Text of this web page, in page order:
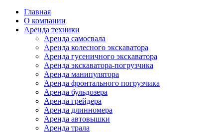
Главная
О компании
Аренда техники
Аренда самосвала
Аренда колесного экскаватора
Аренда гусеничного экскаватора
Аренда экскаватора-погрузчика
Аренда манипулятора
Аренда фронтального погрузчика
Аренда бульдозера
Аренда грейдера
Аренда длинномера
Аренда автовышки
Аренда трала